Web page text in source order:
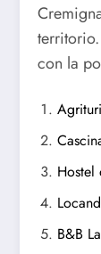
con la
Hostel
B&B